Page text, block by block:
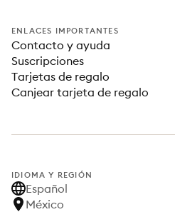
ENLACES IMPORTANTES
Contacto y ayuda
Suscripciones
Tarjetas de regalo
Canjear tarjeta de regalo
IDIOMA Y REGIÓN
Español
México